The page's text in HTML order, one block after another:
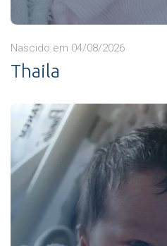
Nascido em 04/08/2026
Thaila